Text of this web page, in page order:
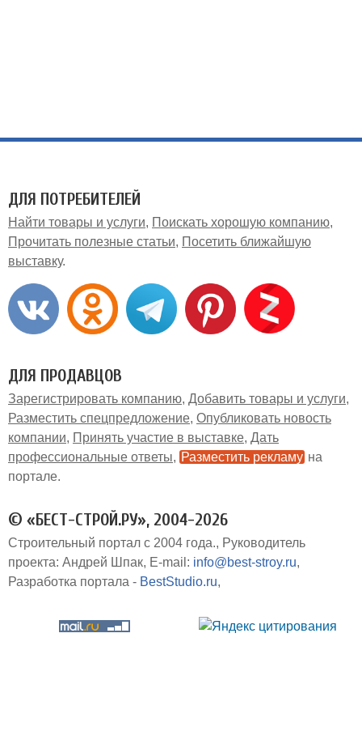
ДЛЯ ПОТРЕБИТЕЛЕЙ
Найти товары и услуги
Поискать хорошую компанию
Прочитать полезные статьи
Посетить ближайшую
выставку
ДЛЯ ПРОДАВЦОВ
Зарегистрировать компанию Добавить товары и услуги
Разместить спецпредложение Опубликовать новость
компании
Принять участие в выставке Дать
профессиональные ответы
Разместить рекламу на
портале
© «БЕСТ-СТРОЙ.РУ», 2004-2026
Строительный портал с 2004 года.
Руководитель
проекта: Андрей Шпак E-mail: info@best-stroy.ru
Разработка портала - BestStudio.ru